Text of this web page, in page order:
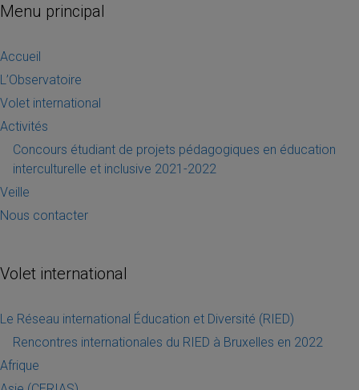
Menu principal
Accueil
L’Observatoire
Volet international
Activités
Concours étudiant de projets pédagogiques en éducation
interculturelle et inclusive 2021-2022
Veille
Nous contacter
Volet international
Le Réseau international Éducation et Diversité (RIED)
Rencontres internationales du RIED à Bruxelles en 2022
Afrique